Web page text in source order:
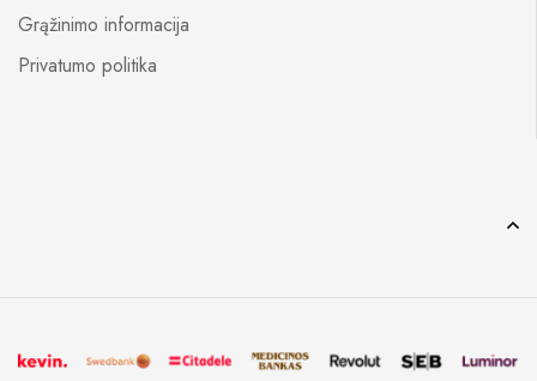
Grąžinimo informacija
Privatumo politika